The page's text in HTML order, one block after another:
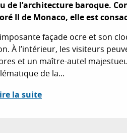
de l’architecture baroque.
II de Monaco, elle est
façade ocre et son
À l’intérieur, les visiteurs
et un maître-autel
de la...
la suite